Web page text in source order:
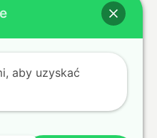
© 2026 sigvape.com -
WordPress Theme by
aby uzyskać